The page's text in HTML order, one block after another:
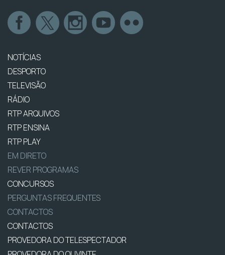
NOTÍCIAS
DESPORTO
TELEVISÃO
RÁDIO
RTP ARQUIVOS
RTP ENSINA
RTP PLAY
EM DIRETO
REVER PROGRAMAS
CONCURSOS
PERGUNTAS FREQUENTES
CONTACTOS
CONTACTOS
PROVEDORA DO TELESPECTADOR